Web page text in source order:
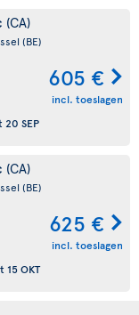
(CA)
(BE)
605 €
incl. toeslagen
20 SEP
(CA)
(BE)
625 €
incl. toeslagen
15 OKT